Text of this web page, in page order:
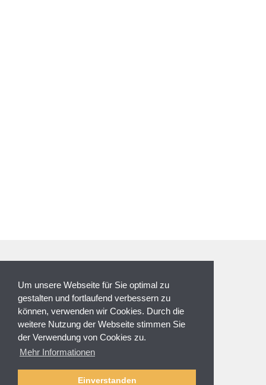
Um unsere Webseite für Sie optimal zu
gestalten und fortlaufend verbessern zu
können, verwenden wir Cookies. Durch die
weitere Nutzung der Webseite stimmen Sie
der Verwendung von Cookies zu.
Mehr Informationen
Einverstanden
NEWSLETTER